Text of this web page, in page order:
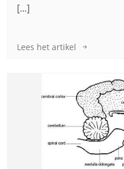
[...]
Lees het artikel